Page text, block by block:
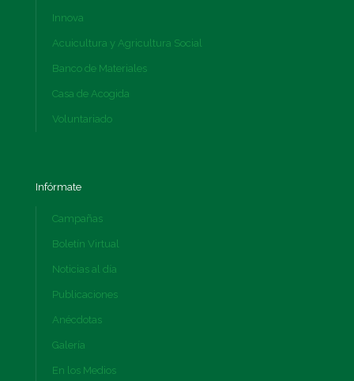
Innova
Acuicultura y Agricultura Social
Banco de Materiales
Casa de Acogida
Voluntariado
Infórmate
Campañas
Boletín Virtual
Noticias al día
Publicaciones
Anécdotas
Galería
En los Medios